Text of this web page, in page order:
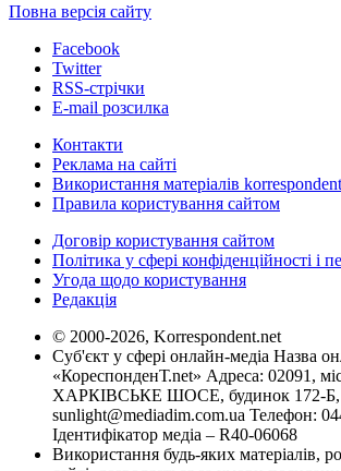
Повна версія сайту
Facebook
Twitter
RSS-стрічки
E-mail розсилка
Контакти
Реклама на сайті
Використання матеріалів
Правила користування сайтом
Договір користування сайтом
Політика у сфері конфіденційності і
Угода щодо користування
Редакція
© 2000-2026, Korrespondent.net
Суб'єкт у сфері онлайн-медіа Назва
«КореспонденТ.net» Адреса: 02091,
ХАРКІВСЬКЕ ШОСЕ, будинок 172-Б,
sunlight@mediadim.com.ua Телефон:
Ідентифікатор медіа – R40-06068
Використання будь-яких матеріалів,